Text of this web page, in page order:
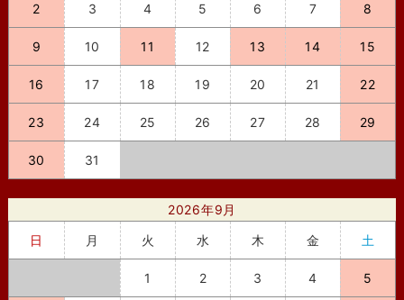
2 3 4 5 6 7 8
9 10 11 12 13 14 15
16 17 18 19 20 21 22
23 24 25 26 27 28 29
30 31
2026年9月
日
月 火 水 木 金 土
1 2 3 4 5